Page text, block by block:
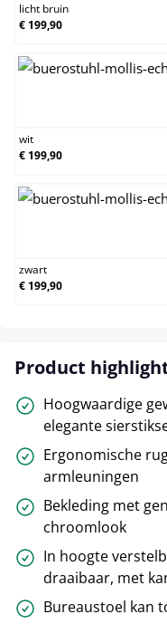
licht bruin
€ 199,90
wit
€ 199,90
zwart
€ 199,90
Product
Hoogwaardige
elegante
Ergonomische
armleuningen
Bekleding met
chroomlook
In hoogte
draaibaar, met
Bureaustoel kan